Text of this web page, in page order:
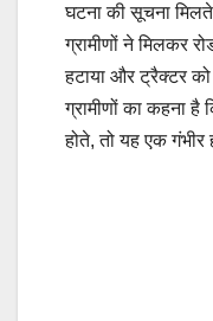
घटना की सूचना मिलते
ग्रामीणों ने मिलकर
हटाया और ट्रैक्टर
ग्रामीणों का कहना
होते, तो यह एक